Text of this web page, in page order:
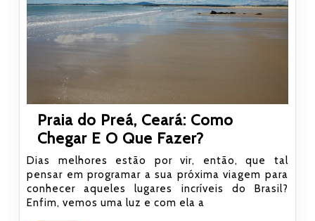
Praia do Preá, Ceará: Como
Chegar E O Que Fazer?
do
Preá,
Ceará:
Como
Dias melhores estão por vir, então, que tal
pensar em programar a sua próxima viagem para
conhecer aqueles lugares incríveis do Brasil?
Enfim, vemos uma luz e com ela a